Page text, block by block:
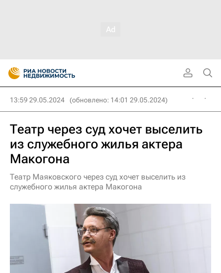
13:59 29.05.2024 (обновлено: 14:01 29.05.2024)
Театр через суд хочет выселить
из служебного жилья актера
Макогона
Театр Маяковского через суд хочет выселить из
служебного жилья актера Макогона